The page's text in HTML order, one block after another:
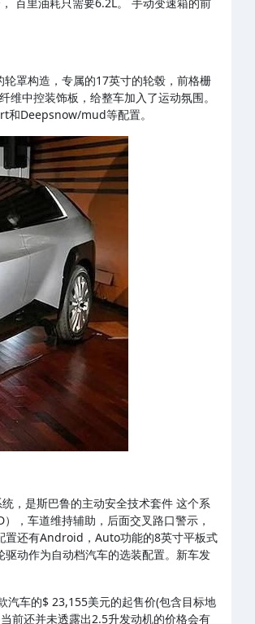
罩构造，专属的17英寸的轮毂，前格栅
中控装饰板，给整车加入了运动氛围。
和Deepsnow/mud等配置。
，是斯巴鲁的主动安全技术套件 这个系
，车道维持辅助，后面交叉路口警示，
置还有Android，Auto功能的8英寸平板式
动作为自动档汽车的选装配置。新车发
车的$ 23,155美元的起售价(包含目标地
前还并未透露出2.5升发动机的价格会有